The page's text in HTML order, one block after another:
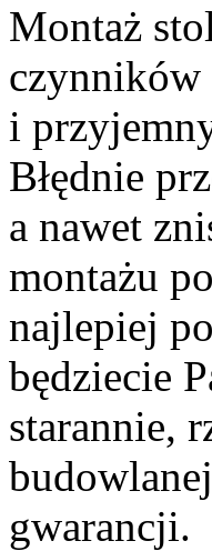
Montaż
czynników
i
Błędnie
a nawet
montażu
najlepiej
będziecie
starannie,
gwarancji.